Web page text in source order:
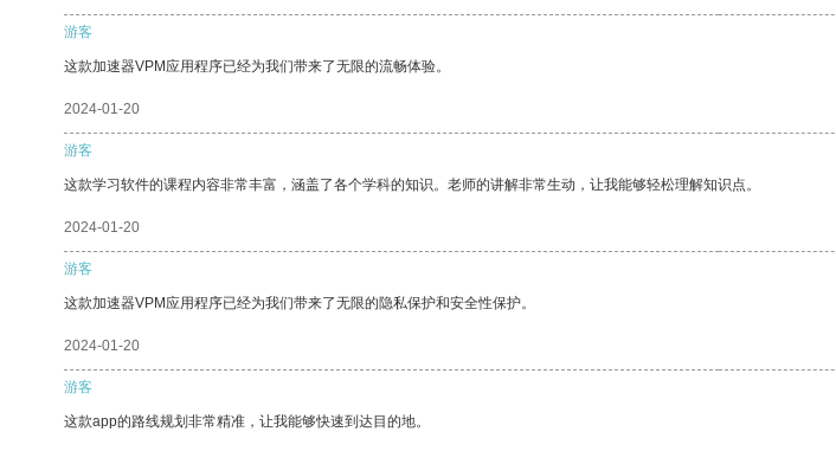
游客
这款加速器VPM应用程序已经为我们带来了无限的流畅体验。
2024-01-20
游客
这款学习软件的课程内容非常丰富，涵盖了各个学科的知识。老师的讲解非常生动，让我能够轻松理解知识点。
2024-01-20
游客
这款加速器VPM应用程序已经为我们带来了无限的隐私保护和安全性保护。
2024-01-20
游客
这款app的路线规划非常精准，让我能够快速到达目的地。